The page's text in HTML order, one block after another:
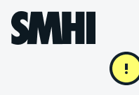
Hoppa till sidans innehåll